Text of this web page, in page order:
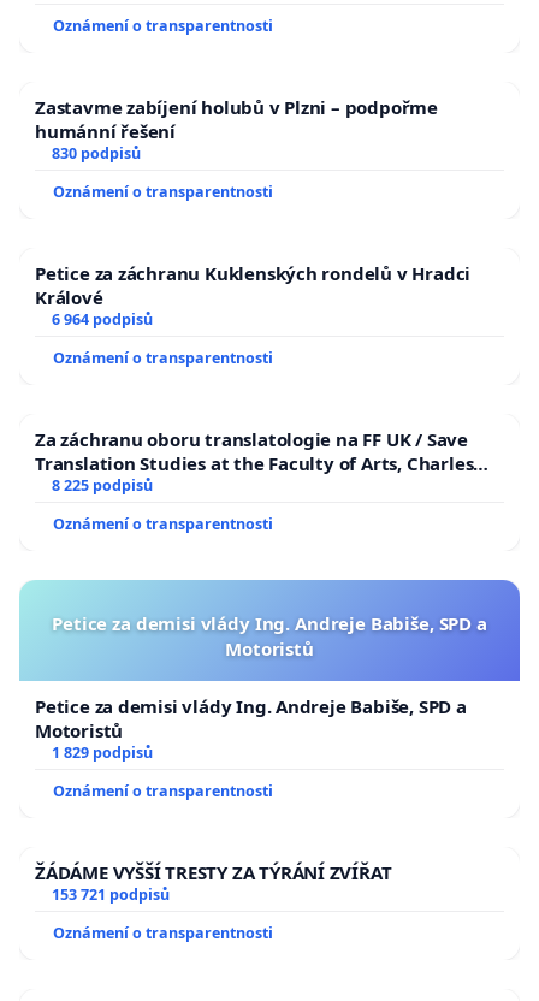
Oznámení o transparentnosti
Zastavme zabíjení holubů v Plzni – podpořme
humánní řešení
830 podpisů
Oznámení o transparentnosti
Petice za záchranu Kuklenských rondelů v Hradci
Králové
6 964 podpisů
Oznámení o transparentnosti
Za záchranu oboru translatologie na FF UK / Save
Translation Studies at the Faculty of Arts, Charles
University
8 225 podpisů
Oznámení o transparentnosti
Petice za demisi vlády Ing. Andreje Babiše, SPD a
Motoristů
Petice za demisi vlády Ing. Andreje Babiše, SPD a
Motoristů
1 829 podpisů
Oznámení o transparentnosti
ŽÁDÁME VYŠŠÍ TRESTY ZA TÝRÁNÍ ZVÍŘAT
153 721 podpisů
Oznámení o transparentnosti